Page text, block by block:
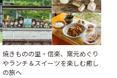
焼きものの里・信楽、窯元めぐり
やランチ＆スイーツを楽しむ癒し
の旅へ